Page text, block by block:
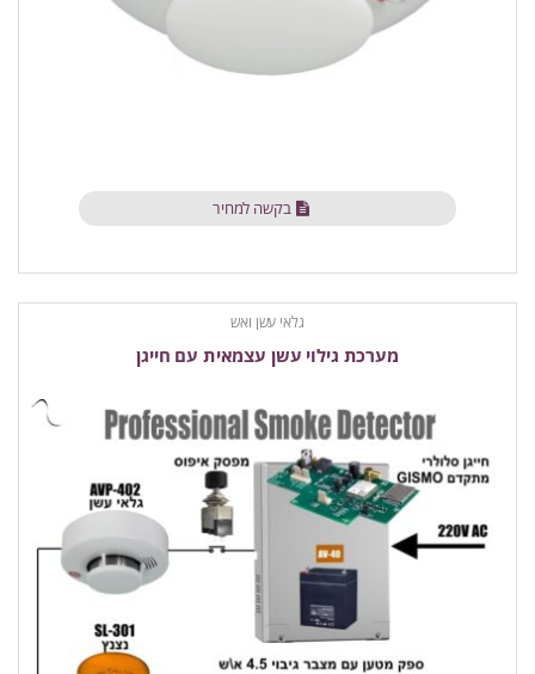
בקשה למחיר
גלאי עשן ואש
מערכת גילוי עשן עצמאית עם חייגן